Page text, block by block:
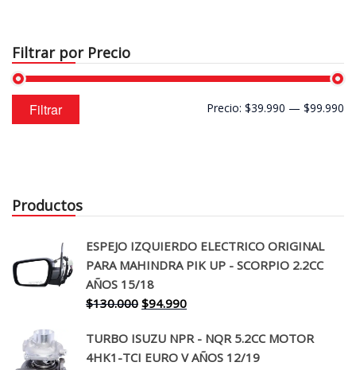
Filtrar por Precio
Precio
mínimo
Precio
máximo
Filtrar Precio: $39.990 — $99.990
Productos
ESPEJO IZQUIERDO ELECTRICO ORIGINAL
PARA MAHINDRA PIK UP - SCORPIO 2.2CC
AÑOS 15/18
$130.000 El
original
era:
$94.990El
actual
es:
TURBO ISUZU NPR - NQR 5.2CC MOTOR
4HK1-TCI EURO V AÑOS 12/19